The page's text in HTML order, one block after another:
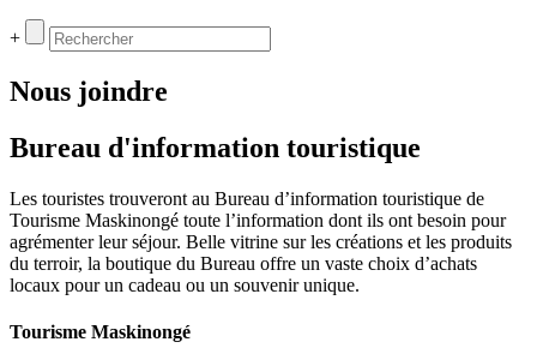
+
Nous joindre
Bureau d'information touristique
Les touristes trouveront au Bureau d’information touristique de
Tourisme Maskinongé toute l’information dont ils ont besoin pour
agrémenter leur séjour. Belle vitrine sur les créations et les produits
du terroir, la boutique du Bureau offre un vaste choix d’achats
locaux pour un cadeau ou un souvenir unique.
Tourisme Maskinongé